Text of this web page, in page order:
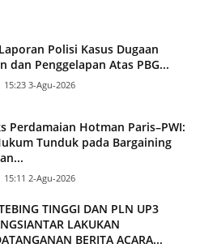
Polisi Kasus Dugaan
dan Penggelapan Atas PBG...
15:23 3-Agu-2026
Perdamaian Hotman Paris–PWI:
Tunduk pada Bargaining
15:11 2-Agu-2026
TINGGI DAN PLN UP3
LAKUKAN
BERITA ACARA...